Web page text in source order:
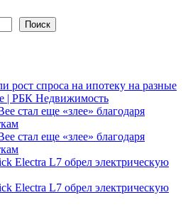
Поиск
рост спроса на ипотеку на разные
| РБК Недвижимость
стал еще «злее» благодаря
стал еще «злее» благодаря
Electra L7 обрел электрическую
Electra L7 обрел электрическую